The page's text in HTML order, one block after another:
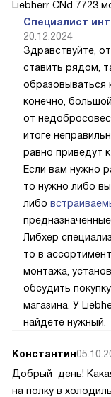
Liebherr CNd 7723
Специалист
20.12.2024
Здравствуйте,
ставить рядом,
образовываться
конечно,
от
итоге
равно приведут
Если вам нужно
то нужно либо
либо
Либхер
то в
монтажа,
обсудить
магазина. У
найдете нужный.
Константин
Добрый день! Какая
на полку в